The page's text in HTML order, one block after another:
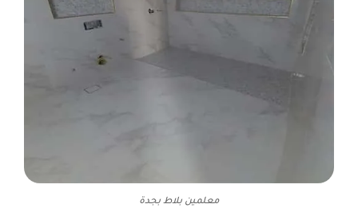
معلمين بلاط بجدة